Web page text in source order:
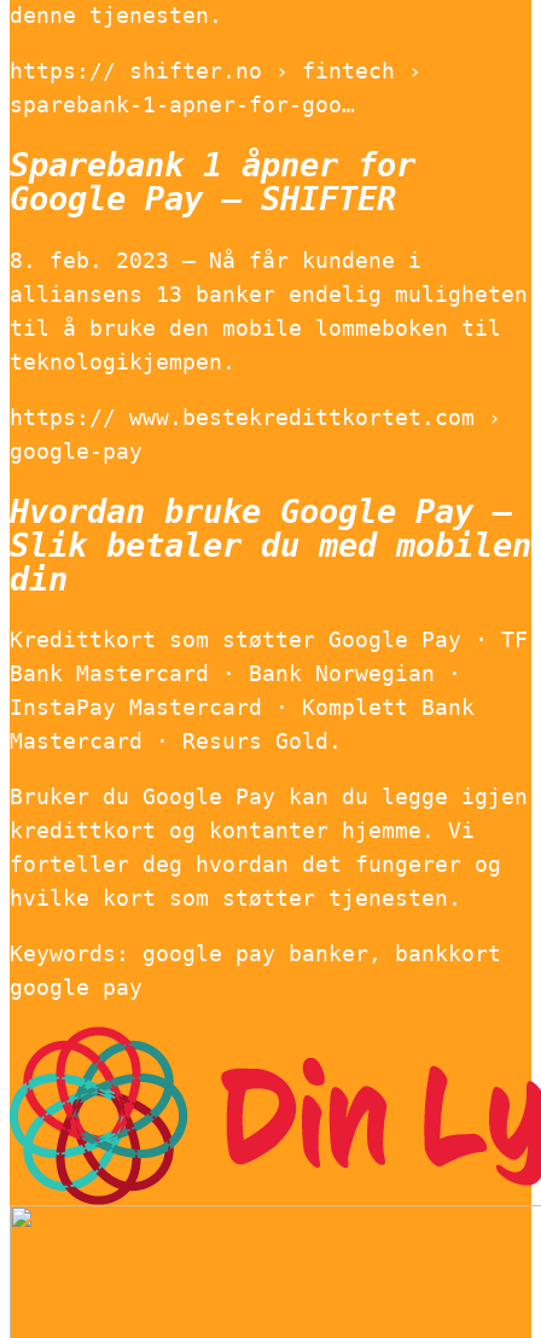
denne tjenesten.
https:// shifter.no › fintech ›
sparebank-1-apner-for-goo…
Sparebank 1 åpner for
Google Pay – SHIFTER
8. feb. 2023 — Nå får kundene i
alliansens 13 banker endelig muligheten
til å bruke den mobile lommeboken til
teknologikjempen.
https:// www.bestekredittkortet.com ›
google-pay
Hvordan bruke Google Pay –
Slik betaler du med mobilen
din
Kredittkort som støtter Google Pay · TF
Bank Mastercard · Bank Norwegian ·
InstaPay Mastercard · Komplett Bank
Mastercard · Resurs Gold.
Bruker du Google Pay kan du legge igjen
kredittkort og kontanter hjemme. Vi
forteller deg hvordan det fungerer og
hvilke kort som støtter tjenesten.
Keywords: google pay banker, bankkort
google pay